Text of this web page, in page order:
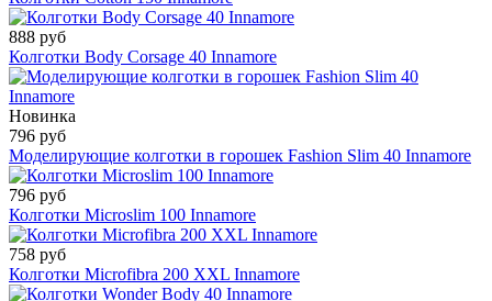
888 руб
Колготки Body Corsage 40 Innamore
Новинка
796 руб
Моделирующие колготки в горошек Fashion Slim 40 Innamore
796 руб
Колготки Microslim 100 Innamore
758 руб
Колготки Microfibra 200 XXL Innamore